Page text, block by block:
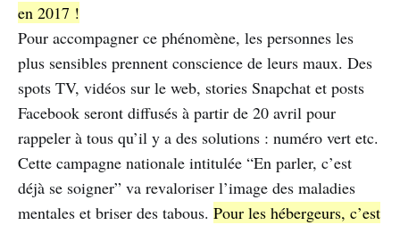
en 2017 !
Pour accompagner ce phénomène, les personnes les
plus sensibles prennent conscience de leurs maux. Des
spots TV, vidéos sur le web, stories Snapchat et posts
Facebook seront diffusés à partir de 20 avril pour
rappeler à tous qu’il y a des solutions : numéro vert etc.
Cette campagne nationale intitulée “En parler, c’est
déjà se soigner” va revaloriser l’image des maladies
mentales et briser des tabous. Pour les hébergeurs, c’est